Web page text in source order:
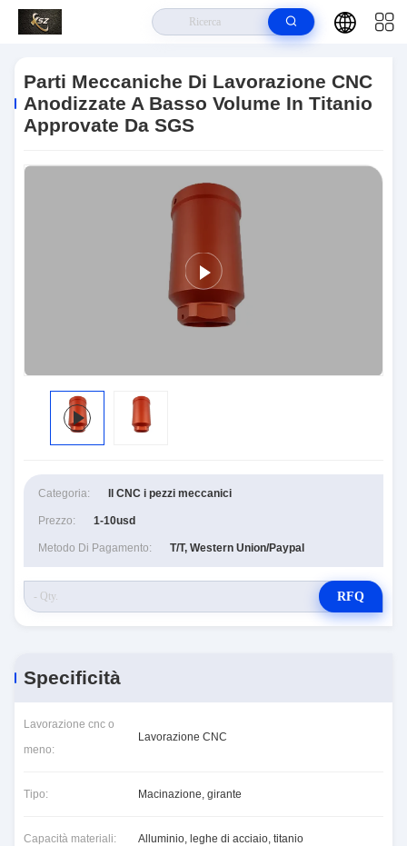
Lavorazione CNC Anodizzate A Basso Volume In Titanio Approvate Da SGS
Parti Meccaniche Di Lavorazione CNC
Anodizzate A Basso Volume In Titanio
Approvate Da SGS
Categoria: Il CNC i pezzi meccanici
Prezzo: 1-10usd
Metodo Di Pagamento: T/T, Western Union/Paypal
RFQ
Specificità
Lavorazione cnc o
meno:
Lavorazione CNC
Tipo: Macinazione, girante
Capacità materiali: Alluminio, leghe di acciaio, titanio